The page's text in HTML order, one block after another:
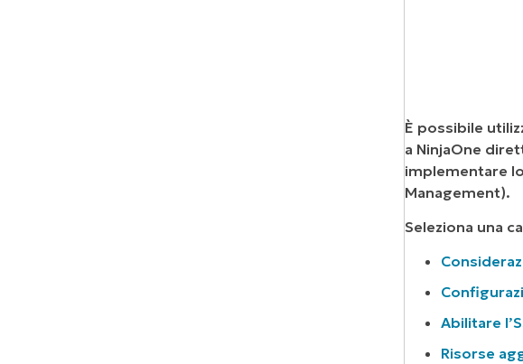
È possibile
a NinjaOne
implementare
Management).
Seleziona una
Abilitare
Risorse